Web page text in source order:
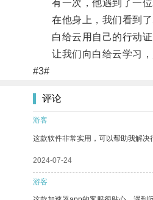
有一次，他遇到了一位
在他身上，我们看到了
白给云用自己的行动证
让我们向白给云学习，
#3#
评论
游客
这款软件非常实用，可以帮助我解决
2024-07-24
游客